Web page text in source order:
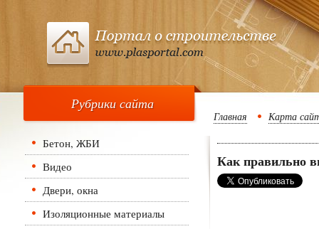
Рубрики сайта
Бетон, ЖБИ
Видео
Двери, окна
Изоляционные материалы
Главная Карта
Как правильно